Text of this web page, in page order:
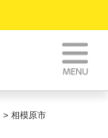
相模原市